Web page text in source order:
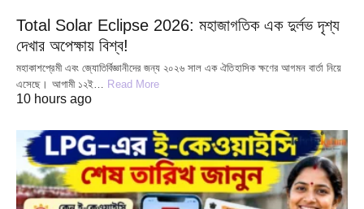
Total Solar Eclipse 2026: মহাজাগতিক এক দুর্লভ দৃশ্য
দেখার অপেক্ষায় বিশ্ব!
মহাকাশপ্রেমী এবং জ্যোতির্বিজ্ঞানীদের জন্য ২০২৬ সাল এক ঐতিহাসিক ক্ষণের আগমন বার্তা নিয়ে
এসেছে। আগামী ১২ই… Read More
10 hours ago